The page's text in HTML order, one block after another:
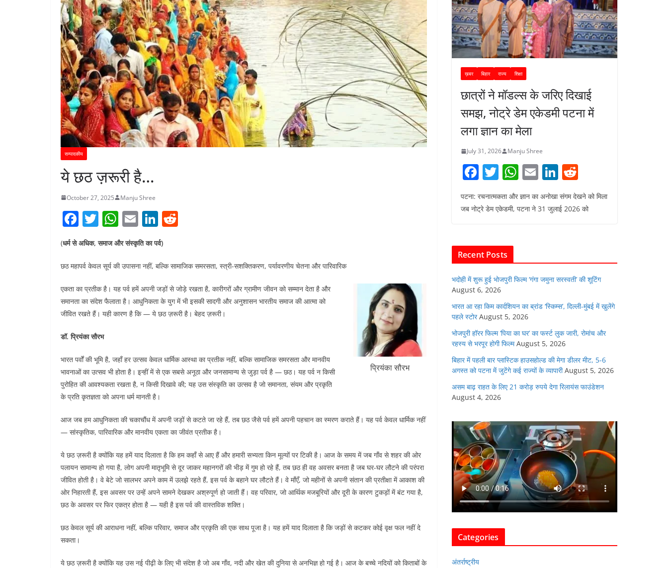
सम्पादकीय
ये छठ ज़रूरी है…
October 27, 2025 Manju Shree
F
a
c
e
b
o
o
k
T
itt
er
W
h
at
s
A
p
p
E
m
ai
l
Li
n
k
e
dI
n
di
t
(धर्म से अधिक, समाज और संस्कृति का पर्व)
छठ महापर्व केवल सूर्य की उपासना नहीं, बल्कि सामाजिक समरसता, स्त्री-सशक्तिकरण, पर्यावरणीय चेतना और पारिवारिक
प्रियंका सौरभ
एकता का प्रतीक है। यह पर्व हमें अपनी जड़ों से जोड़े रखता है, कारीगरों और ग्रामीण जीवन को सम्मान देता है और
समानता का संदेश फैलाता है। आधुनिकता के युग में भी इसकी सादगी और अनुशासन भारतीय समाज की आत्मा को
जीवित रखते हैं। यही कारण है कि — ये छठ ज़रूरी है। बेहद ज़रूरी।
डॉ. प्रियंका सौरभ
भारत पर्वों की भूमि है, जहाँ हर उत्सव केवल धार्मिक आस्था का प्रतीक नहीं, बल्कि सामाजिक समरसता और मानवीय
भावनाओं का उत्सव भी होता है। इन्हीं में से एक सबसे अनूठा और जनसामान्य से जुड़ा पर्व है — छठ। यह पर्व न किसी
पुरोहित की आवश्यकता रखता है, न किसी दिखावे की; यह उस संस्कृति का उत्सव है जो समानता, संयम और प्रकृति
के प्रति कृतज्ञता को अपना धर्म मानती है।
आज जब हम आधुनिकता की चकाचौंध में अपनी जड़ों से कटते जा रहे हैं, तब छठ जैसे पर्व हमें अपनी पहचान का स्मरण कराते हैं। यह पर्व केवल धार्मिक नहीं
— सांस्कृतिक, पारिवारिक और मानवीय एकता का जीवंत प्रतीक है।
ये छठ ज़रूरी है क्योंकि यह हमें याद दिलाता है कि हम कहाँ से आए हैं और हमारी सभ्यता किन मूल्यों पर टिकी है। आज के समय में जब गाँव से शहर की ओर
पलायन सामान्य हो गया है, लोग अपनी मातृभूमि से दूर जाकर महानगरों की भीड़ में गुम हो रहे हैं, तब छठ ही वह अवसर बनता है जब घर-घर लौटने की परंपरा
जीवित होती है। वे बेटे जो सालभर अपने काम में उलझे रहते हैं, इस पर्व के बहाने घर लौटते हैं। वे माँएँ, जो महीनों से अपनी संतान की प्रतीक्षा में आकाश की
ओर निहारती हैं, इस अवसर पर उन्हें अपने सामने देखकर अश्रुपूर्ण हो जाती हैं। वह परिवार, जो आर्थिक मजबूरियों और दूरी के कारण टुकड़ों में बंट गया है,
छठ के अवसर पर फिर एकत्र होता है — यही है इस पर्व की वास्तविक शक्ति।
छठ केवल सूर्य की आराधना नहीं, बल्कि परिवार, समाज और प्रकृति की एक साथ पूजा है। यह हमें याद दिलाता है कि जड़ों से कटकर कोई वृक्ष फल नहीं दे
सकता।
ये छठ ज़रूरी है क्योंकि यह उस नई पीढ़ी के लिए भी संदेश है जो अब गाँव, नदी और खेत की दुनिया से अनभिज्ञ हो गई है। आज के बच्चे नदियों को किताबों के
ख़बर बिहार राज्य शिक्षा
छात्रों ने मॉडल्स के जरिए दिखाई
समझ, नोट्रे डेम एकेडमी पटना में
लगा ज्ञान का मेला
July 31, 2026 Manju Shree
F
c
e
o
o
k
T
itt
W
at
p
E
m
ai
Li
n
k
e
e
d
पटना: रचनात्मकता और ज्ञान का अनोखा संगम देखने को मिला
जब नोट्रे डेम एकेडमी, पटना ने 31 जुलाई 2026 को
Recent Posts
भदोही में शुरू हुई भोजपुरी फिल्म ‘गंगा जमुना सरस्वती’ की शूटिंग
August 6, 2026
भारत आ रहा किम कार्दशियन का ब्रांड ‘स्किम्स’, दिल्ली-मुंबई में खुलेंगे
पहले स्टोर August 5, 2026
भोजपुरी हॉरर फिल्म ‘पिया का घर’ का फर्स्ट लुक जारी, रोमांच और
रहस्य से भरपूर होगी फिल्म August 5, 2026
बिहार में पहली बार प्लास्टिक हाउसहोल्ड की मेगा डीलर मीट, 5-6
अगस्त को पटना में जुटेंगे कई राज्यों के व्यापारी August 5, 2026
असम बाढ़ राहत के लिए 21 करोड़ रुपये देगा रिलायंस फाउंडेशन
August 4, 2026
Categories
अंतर्राष्ट्रीय